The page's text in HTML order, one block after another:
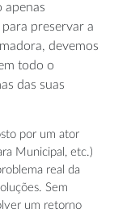
apenas
preservar a
devemos
todo o
das suas
por um ator
Municipal, etc.)
real da
Sem
um retorno